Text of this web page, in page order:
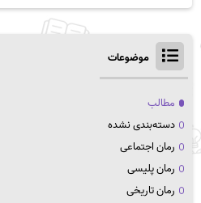
موضوعات
مطالب
دسته‌بندی نشده
رمان اجتماعی
رمان پلیسی
رمان تاریخی